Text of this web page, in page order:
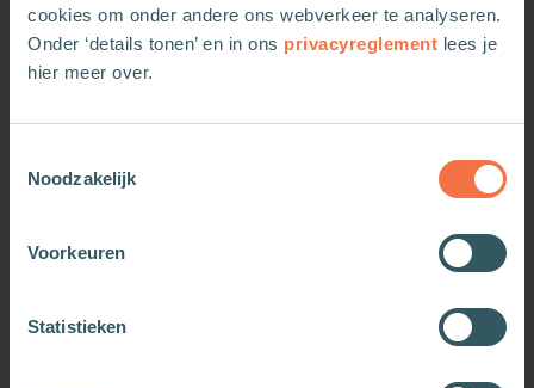
cookies om onder andere ons webverkeer te analyseren.
Onder ‘details tonen’ en in ons privacyreglement lees je
hier meer over.
Noodzakelijk
Voorkeuren
Statistieken
Meer van deze auteur